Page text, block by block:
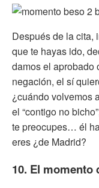
Después de la cita,
que te hayas ido,
damos el
negación, el sí
¿cuándo volvemos
el “contigo no
te preocupes… él
eres ¿de Madrid?
10. El momento